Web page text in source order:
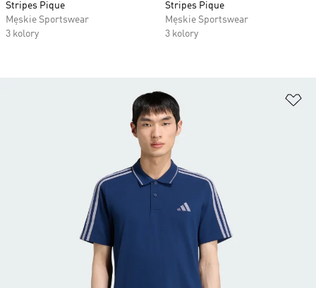
Stripes Pique
Męskie Sportswear
3 kolory
Stripes Pique
Męskie Sportswear
3 kolory